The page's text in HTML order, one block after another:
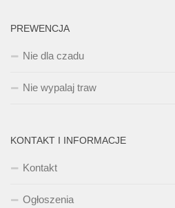
PREWENCJA
Nie dla czadu
Nie wypalaj traw
KONTAKT I INFORMACJE
Kontakt
Ogłoszenia